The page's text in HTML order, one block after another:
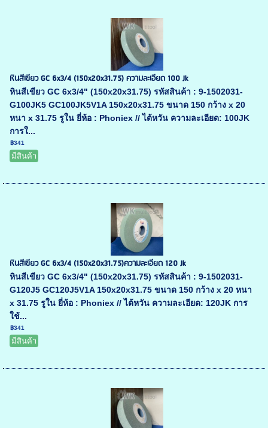
หินสีเขียว GC 6x3/4 (150x20x31.75) ความละเอียด 100 Jk
หินสีเขียว GC 6x3/4" (150x20x31.75) รหัสสินค้า : 9-1502031-
G100JK5 GC100JK5V1A 150x20x31.75 ขนาด 150 กว้าง x 20
หนา x 31.75 รูใน ยี่ห้อ : Phoniex // ไต้หวัน ความละเอียด: 100JK
การใ...
฿341
มีสินค้า
หินสีเขียว GC 6x3/4 (150x20x31.75)ความละเอียด 120 Jk
หินสีเขียว GC 6x3/4" (150x20x31.75) รหัสสินค้า : 9-1502031-
G120J5 GC120J5V1A 150x20x31.75 ขนาด 150 กว้าง x 20 หนา
x 31.75 รูใน ยี่ห้อ : Phoniex // ไต้หวัน ความละเอียด: 120JK การ
ใช้...
฿341
มีสินค้า